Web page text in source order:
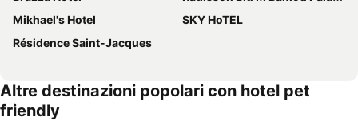
Mikhael's Hotel
SKY HoTEL
Résidence Saint-Jacques
Altre destinazioni popolari con hotel pet
friendly